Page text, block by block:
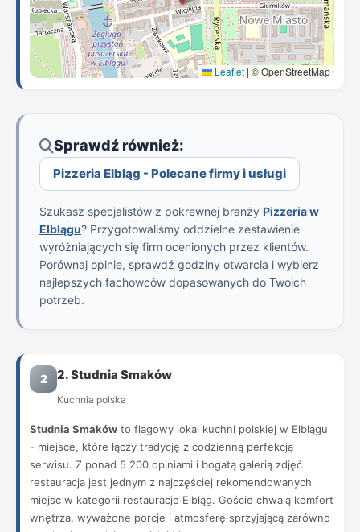
Leaflet | © OpenStreetMap
Sprawdź również:
Pizzeria Elbląg - Polecane firmy i usługi
Szukasz specjalistów z pokrewnej branży Pizzeria w
Elblągu? Przygotowaliśmy oddzielne zestawienie
wyróżniających się firm ocenionych przez klientów.
Porównaj opinie, sprawdź godziny otwarcia i wybierz
najlepszych fachowców dopasowanych do Twoich
potrzeb.
2 2. Studnia Smaków
Kuchnia polska
Studnia Smaków to flagowy lokal kuchni polskiej w Elblągu
- miejsce, które łączy tradycję z codzienną perfekcją
serwisu. Z ponad 5 200 opiniami i bogatą galerią zdjęć
restauracja jest jednym z najczęściej rekomendowanych
miejsc w kategorii restauracje Elbląg. Goście chwalą komfort
wnętrza, wyważone porcje i atmosferę sprzyjającą zarówno